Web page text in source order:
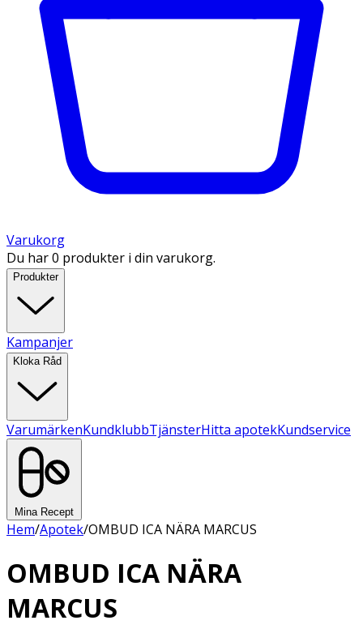
Varukorg
Du har 0 produkter i din varukorg.
Produkter
Kampanjer
Kloka Råd
VarumärkenKundklubbTjänsterHitta apotekKundservice
Mina Recept
Hem/Apotek/OMBUD ICA NÄRA MARCUS
OMBUD ICA NÄRA
MARCUS